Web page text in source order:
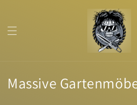
K
Massive